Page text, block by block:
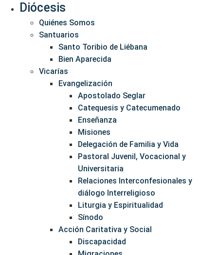
Diócesis
Quiénes Somos
Santuarios
Santo Toribio de Liébana
Bien Aparecida
Vicarías
Evangelización
Apostolado Seglar
Catequesis y Catecumenado
Enseñanza
Misiones
Delegación de Familia y Vida
Pastoral Juvenil, Vocacional y
Universitaria
Relaciones Interconfesionales y
diálogo Interreligioso
Liturgia y Espiritualidad
Sínodo
Acción Caritativa y Social
Discapacidad